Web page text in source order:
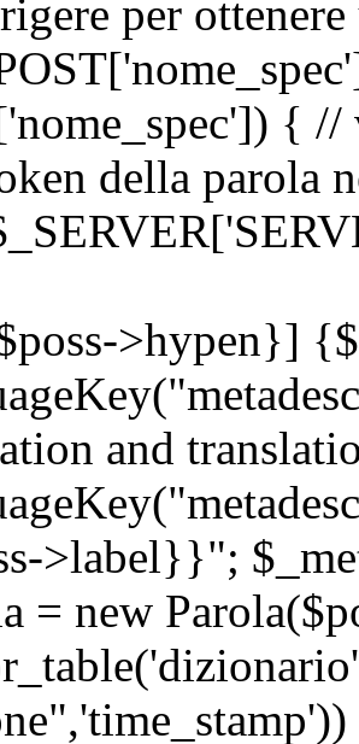
per
{
della parola
>hypen}]
and
>label}}";
= new